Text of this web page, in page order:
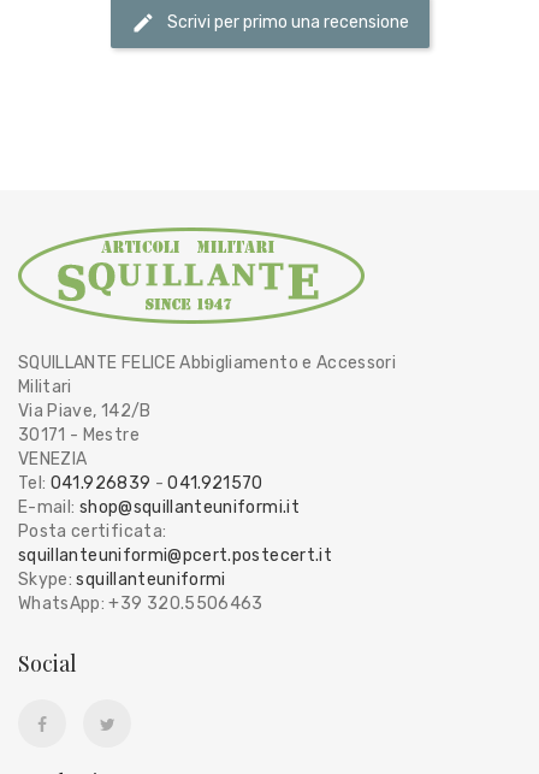
Scrivi per primo una recensione
SQUILLANTE FELICE Abbigliamento e Accessori
Militari
Via Piave, 142/B
30171 - Mestre
VENEZIA
Tel: 041.926839 -041.921570
E-mail: shop@squillanteuniformi.it
Posta certificata:
squillanteuniformi@pcert.postecert.it
Skype:squillanteuniformi
WhatsApp: +39 320.5506463
Social